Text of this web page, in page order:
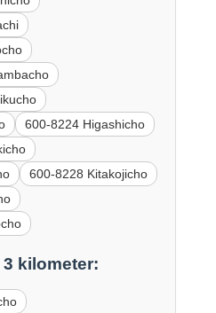
600-8224 Higashicho
600-8228 Kitakojicho
3 kilometer: